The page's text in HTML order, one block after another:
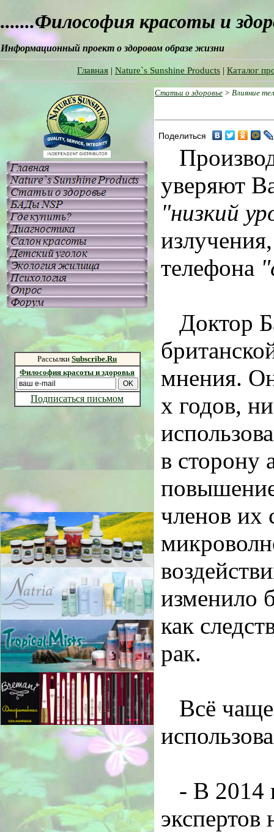
.......Философия красоты и
Информационный проект о здоровом образе жизни
Главная | Nature`s Sunshine Products | Каталог
Рассылки Subscribe.Ru
Философия красоты и здоровья
Подписаться письмом
Статьи о здоровье > Влияние
Поделиться
уверяют
"низкий
телефона
Доктор
мнения.
х годов,
в сторону
членов их
изменило
как
рак.
Всё
- В 2014
экспертов